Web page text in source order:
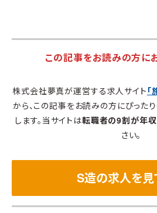
この記事をお読みの方に
株式会社夢真が運営する求人サイト
から、この記事をお読みの方にぴった
します。当サイトは転職者の9割が年収
さい。
S造の求人を見